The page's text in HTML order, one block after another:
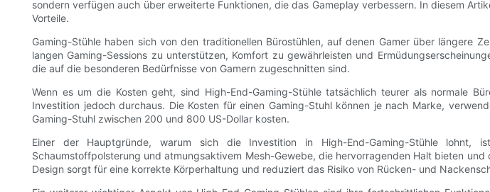
sondern verfügen auch über erweiterte Funktionen, die das Gameplay verbessern. In diesem
Vorteile.
Gaming-Stühle haben sich von den traditionellen Bürostühlen, auf denen Gamer über längere
langen Gaming-Sessions zu unterstützen, Komfort zu gewährleisten und
die auf die besonderen Bedürfnisse von Gamern zugeschnitten sind.
Wenn es um die Kosten geht, sind High-End-Gaming-Stühle tatsächlich teurer als normale
Investition jedoch durchaus. Die Kosten für einen Gaming-Stuhl können je nach Marke,
Gaming-Stuhl zwischen 200 und 800 US-Dollar kosten.
Einer der Hauptgründe, warum sich die Investition in High-End-Gaming-Stühle lohnt,
Schaumstoffpolsterung und atmungsaktivem Mesh-Gewebe, die hervorragenden Halt bieten
Design sorgt für eine korrekte Körperhaltung und reduziert das Risiko von Rücken- und